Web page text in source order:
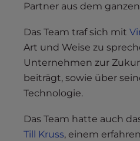
Partner aus dem
Das Team traf sich mit
Art und Weise zu
Unternehmen zur
beiträgt, sowie über
Technologie.
Das Team hatte auch
Till Kruss, einem